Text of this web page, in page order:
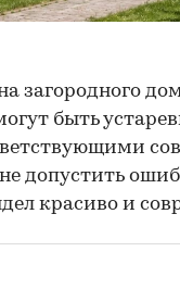
загородного
быть
допустить
красиво и